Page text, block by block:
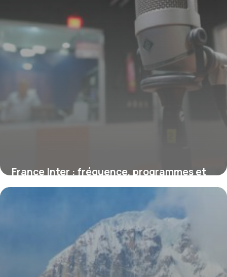
France Inter : fréquence, programmes et
audiences, le guide complet